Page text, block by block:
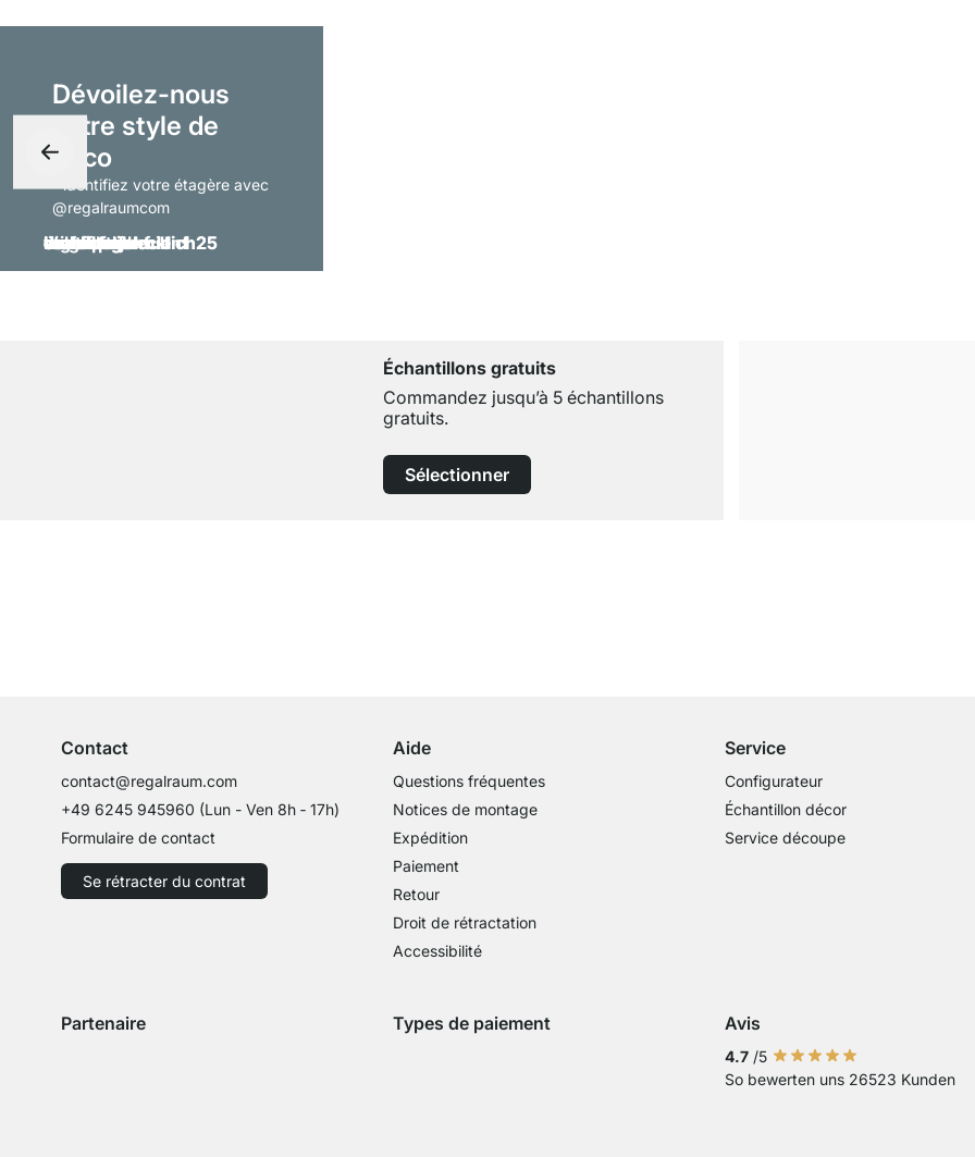
Dévoilez-nous
votre style de
déco
- identifiez votre étagère avec
@regalraumcom
Échantillons gratuits
Commandez jusqu’à 5 échantillons
gratuits.
Sélectionner
Contact
contact@regalraum.com
+49 6245 945960 (Lun - Ven 8h ‑ 17h)
Formulaire de contact
Se rétracter du contrat
Aide
Questions fréquentes
Notices de montage
Expédition
Paiement
Retour
Droit de rétractation
Accessibilité
Service
Configurateur
Échantillon décor
Service découpe
Partenaire Types de paiement
Paiement avec Klarna Sofort
Avis
4.7 /5
So bewerten uns 26523 Kunden